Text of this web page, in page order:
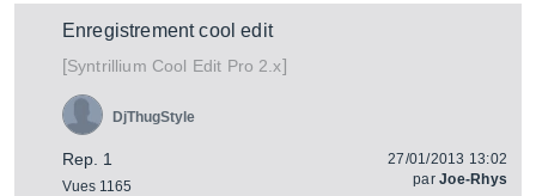
Enregistrement cool edit
[Syntrillium Cool Edit Pro 2.x]
Rep. 1
Vues 1165
DjThugStyle
27/01/2013 13:02
parJoe-Rhys